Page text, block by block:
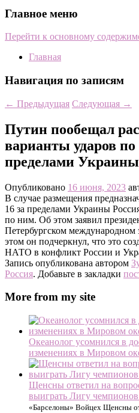
Главное меню
Перейти к основному
Главная
Навигация по записям
← Предыдущая Следующая →
Путин пообещал
варианты ударов
пределами Украины
Опубликовано 16 июня, 2023
В случае размещения
16 за пределами Украины
по ним. Об этом заявил
Петербургском
этом он подчеркнул, что это
НАТО в конфликт России и
Запись опубликована автором
Россия. Добавьте в закладки
More from my site
Океанолог усомнился в
изменениях в Мировом
Щенсны ответил на
выиграть Лигу чемпионов
«Барселоны» Войцех Щенсны